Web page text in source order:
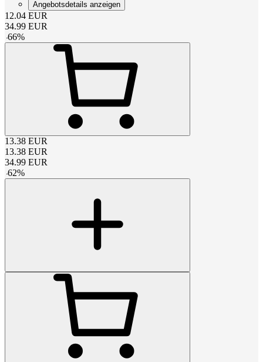
Angebotsdetails anzeigen
12.04 EUR
34.99 EUR
-66%
13.38 EUR
13.38 EUR
34.99 EUR
-62%